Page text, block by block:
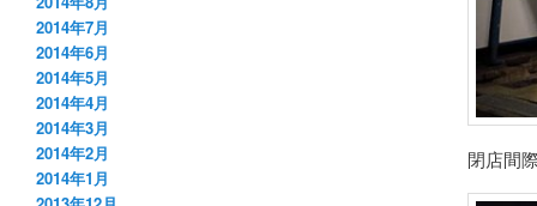
閉店間
2014年7月
2014年6月
2014年5月
2014年4月
2014年3月
2014年2月
2014年1月